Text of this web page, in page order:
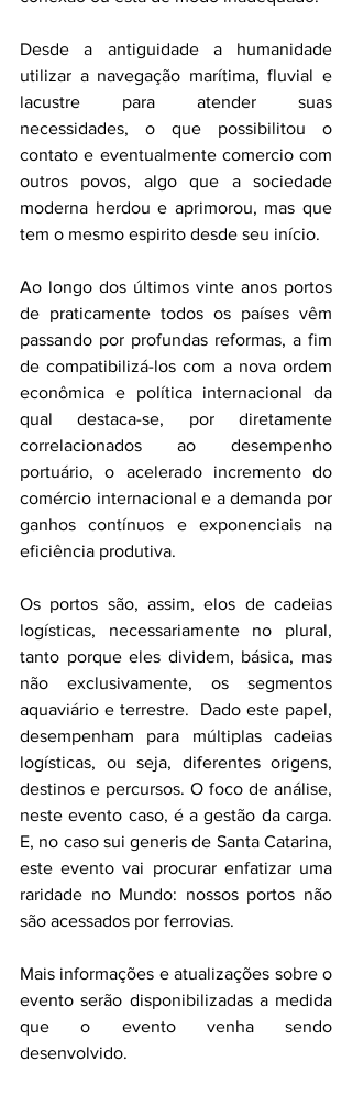
Desde a antiguidade a humanidade
utilizar a navegação marítima, fluvial e
lacustre para atender suas
necessidades, o que possibilitou o
contato e eventualmente comercio com
outros povos, algo que a sociedade
moderna herdou e aprimorou, mas que
tem o mesmo espirito desde seu início.
Ao longo dos últimos vinte anos portos
de praticamente todos os países vêm
passando por profundas reformas, a fim
de compatibilizá-los com a nova ordem
econômica e política internacional da
qual destaca-se, por diretamente
correlacionados ao desempenho
portuário, o acelerado incremento do
comércio internacional e a demanda por
ganhos contínuos e exponenciais na
eficiência produtiva.
Os portos são, assim, elos de cadeias
logísticas, necessariamente no plural,
tanto porque eles dividem, básica, mas
não exclusivamente, os segmentos
aquaviário e terrestre.  Dado este papel,
desempenham para múltiplas cadeias
logísticas, ou seja, diferentes origens,
destinos e percursos. O foco de análise,
neste evento caso, é a gestão da carga.
E, no caso sui generis de Santa Catarina,
este evento vai procurar enfatizar uma
raridade no Mundo: nossos portos não
são acessados por ferrovias.
Mais informações e atualizações sobre o
evento serão disponibilizadas a medida
que o evento venha sendo
desenvolvido.